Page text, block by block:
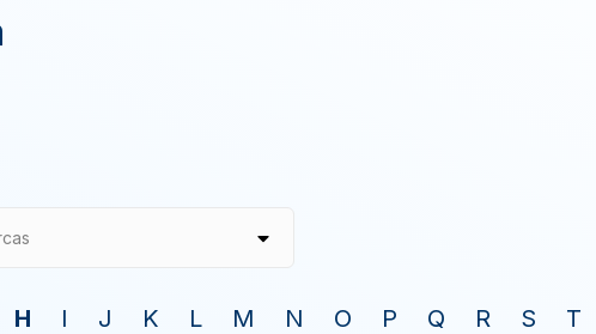
H I J K L M N O P Q R S T